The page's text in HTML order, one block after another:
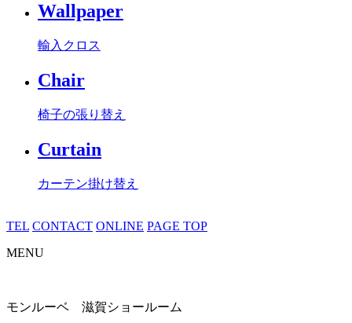
Wallpaper
輸入クロス
Chair
椅子の張り替え
Curtain
カーテン掛け替え
TEL CONTACT ONLINE PAGE TOP
MENU
モンルーベ 滋賀ショールーム